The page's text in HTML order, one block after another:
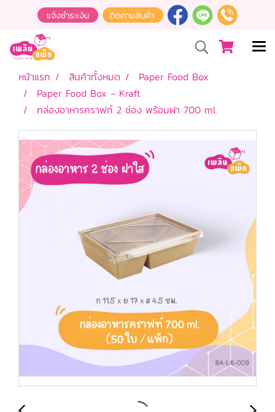
หน้าแรก สินค้าทั้งหมด
Paper Food Box
Paper Food Box - Kraft
กล่องอาหารคราฟท์ 2 ช่อง พร้อมฝา 700 ml.